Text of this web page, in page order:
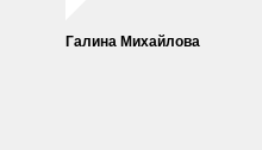
Галина Михайлова